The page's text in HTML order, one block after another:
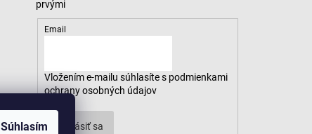
Súhlasím
Email
Vložením e-mailu súhlasíte s podmienkami
ochrany osobných údajov
Prihlásiť sa